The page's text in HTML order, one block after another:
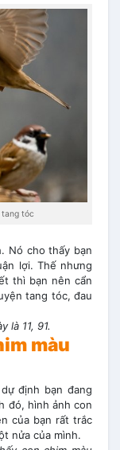
tang tóc
Nó cho thấy bạn
lợi. Thế nhưng
thì bạn nên cẩn
tang tóc, đau
là 11, 91.
màu
định bạn đang
đó, hình ảnh con
của bạn rất trắc
nửa của mình.